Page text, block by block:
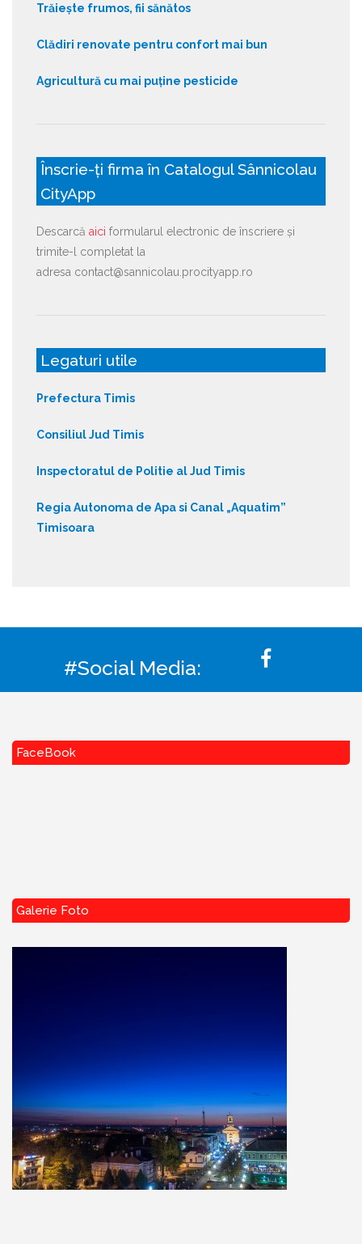
Trăiește frumos, fii sănătos
Clădiri renovate pentru confort mai bun
Agricultură cu mai puține pesticide
Înscrie-ți firma în Catalogul Sânnicolau
CityApp
Descarcă aici formularul electronic de înscriere și
trimite-l completat la
adresa contact@sannicolau.procityapp.ro
Legaturi utile
Prefectura Timis
Consiliul Jud Timis
Inspectoratul de Politie al Jud Timis
Regia Autonoma de Apa si Canal „Aquatim”
Timisoara
#Social Media:
FaceBook
Galerie Foto